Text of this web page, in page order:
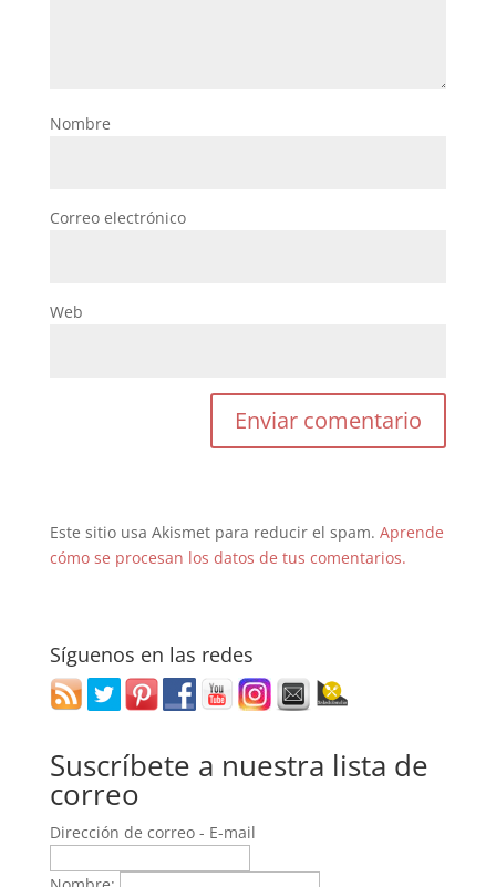
Nombre
Correo electrónico
Web
Este sitio usa Akismet para reducir el spam. Aprende
cómo se procesan los datos de tus comentarios.
Síguenos en las redes
Suscríbete a nuestra lista de
correo
Dirección de correo - E-mail